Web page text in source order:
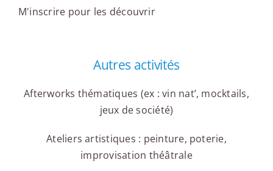
M'inscrire pour les découvrir
Autres activités
Afterworks thématiques (ex : vin nat’, mocktails,
jeux de société)
Ateliers artistiques : peinture, poterie,
improvisation théâtrale